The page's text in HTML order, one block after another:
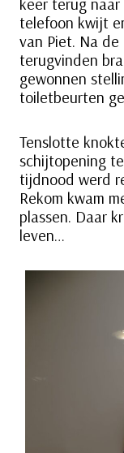
telefoon kwijt
van Piet. Na
terugvinden
gewonnen
toiletbeurten
Tenslotte
schijtopening
tijdnood werd
Rekom kwam
plassen. Daar
leven…